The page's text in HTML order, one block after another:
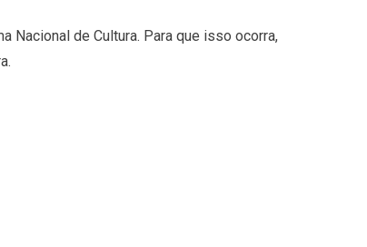
Nacional de Cultura. Para que isso ocorra,